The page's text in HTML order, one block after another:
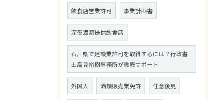
飲食店営業許可 事業計画書
深夜酒類提供飲食店
石川県で建設業許可を取得するには？行政書
士高見裕樹事務所が徹底サポート
外国人 酒類販売業免許 任意後見